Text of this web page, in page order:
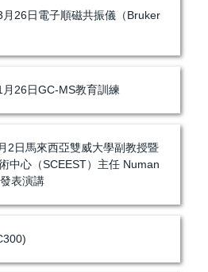
月26日電子順磁共振儀（Bruker
月26日GC-MS教育訓練
2日馬來西亞雙威大學副教授暨
中心（SCEEST）主任 Numan
表演講